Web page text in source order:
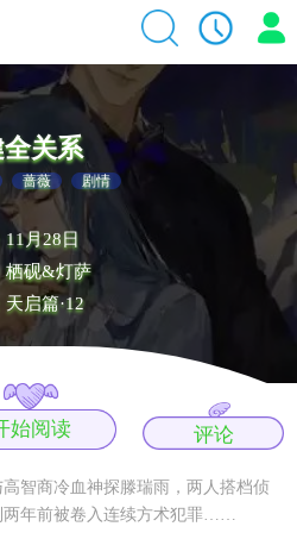
关系
蔷薇 剧情
11月28日
栖砚&灯萨
天启篇·12
始阅读 评论
智商冷血神探滕瑞雨，两人搭档侦
两年前被卷入连续方术犯罪……